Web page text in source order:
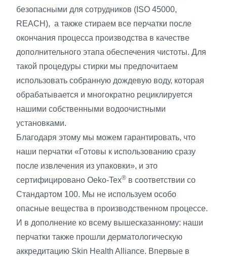
безопасными для сотрудников (ISO 45000,
REACH), а также стираем все перчатки после
окончания процесса производства в качестве
дополнительного этапа обеспечения чистоты. Для
такой процедуры стирки мы предпочитаем
использовать собранную дождевую воду, которая
обрабатывается и многократно рециклируется
нашими собственными водоочистными
установками.
Благодаря этому мы можем гарантировать, что
наши перчатки «Готовы к использованию сразу
после извлечения из упаковки», и это
сертифицировано Oeko-Tex® в соответствии со
Стандартом 100. Мы не используем особо
опасные вещества в производственном процессе.
И в дополнение ко всему вышесказанному: наши
перчатки также прошли дерматологическую
аккредитацию Skin Health Alliance. Впервые в